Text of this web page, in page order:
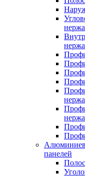
панелей